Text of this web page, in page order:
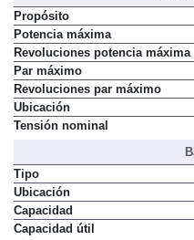
Propósito
Potencia máxima
Revoluciones potencia máxima
Par máximo
Revoluciones par máximo
Ubicación
Tensión nominal
Tipo
Ubicación
Capacidad
Capacidad útil